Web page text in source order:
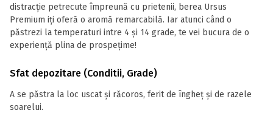
distracție petrecute împreună cu prietenii, berea Ursus
Premium iți oferă o aromă remarcabilă. Iar atunci când o
păstrezi la temperaturi intre 4 și 14 grade, te vei bucura de o
experiență plina de prospețime!
Sfat depozitare (Conditii, Grade)
A se păstra la loc uscat și răcoros, ferit de îngheț și de razele
soarelui.